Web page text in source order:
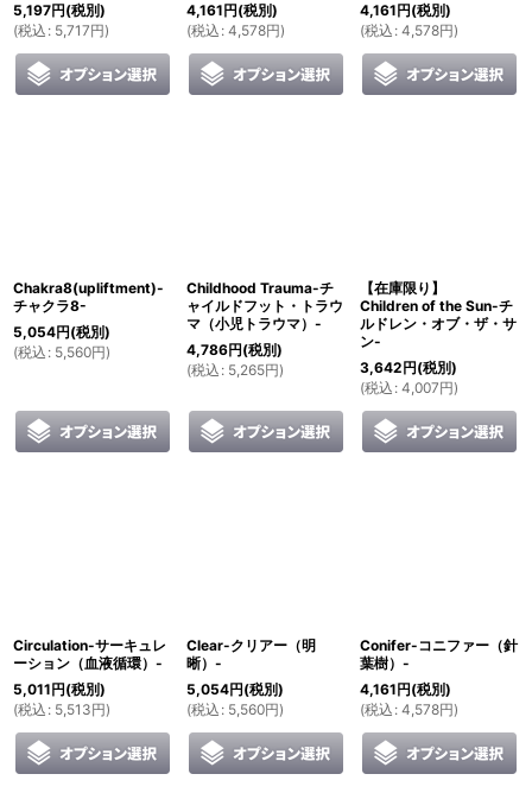
5,197円(税別)
(税込 : 5,717円)
4,161円(税別)
(税込 : 4,578円)
4,161円(税別)
(税込 : 4,578円)
Chakra8(upliftment)-
チャクラ8-
5,054円(税別)
(税込 : 5,560円)
Childhood Trauma-チ
ャイルドフット・トラウ
マ（小児トラウマ）-
4,786円(税別)
(税込 : 5,265円)
【在庫限り】
Children of the Sun-チ
ルドレン・オブ・ザ・サ
ン-
3,642円(税別)
(税込 : 4,007円)
Circulation-サーキュレ
ーション（血液循環）-
5,011円(税別)
(税込 : 5,513円)
Clear-クリアー（明
晰）-
5,054円(税別)
(税込 : 5,560円)
Conifer-コニファー（針
葉樹）-
4,161円(税別)
(税込 : 4,578円)